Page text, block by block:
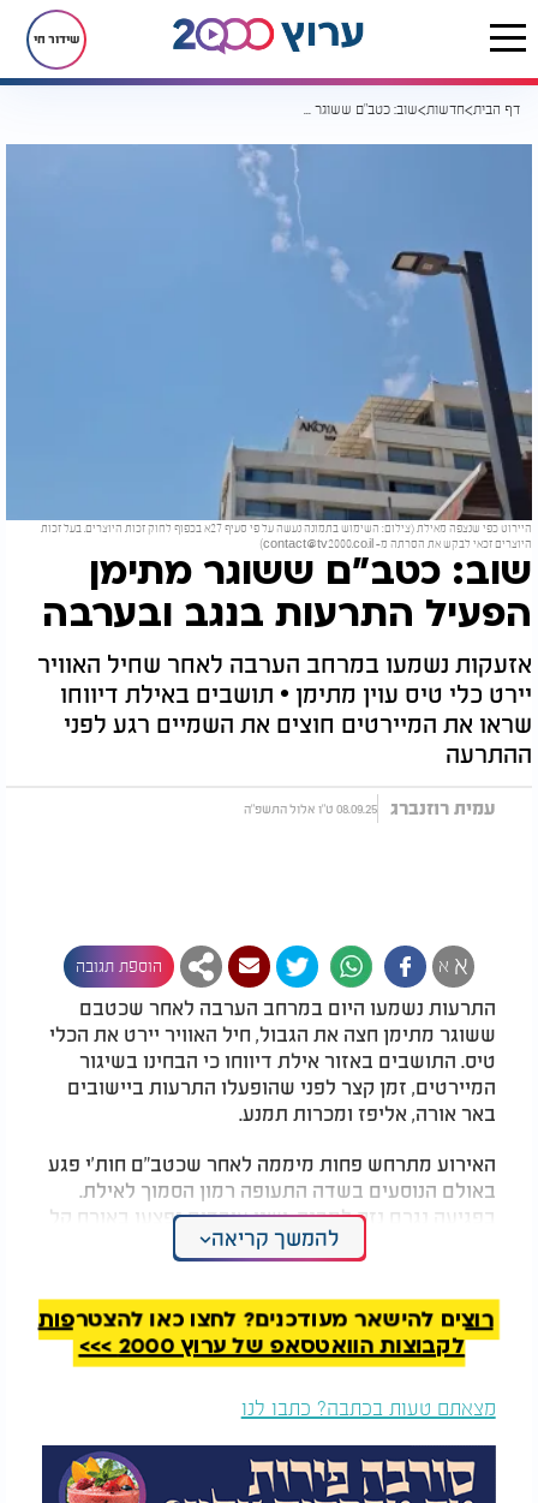
שידור חי
דף הבית חדשות שוב: כטב"ם ששוגר מתימן הפעיל התרעות בנגב ובערבה
היירוט כפי שנצפה מאילת (צילום: השימוש בתמונה נעשה על פי סעיף 27א בכפוף לחוק זכות היוצרים. בעל זכות
היוצרים זכאי לבקש את הסרתה מ-contact@tv2000.co.il
)
שוב: כטב"ם ששוגר מתימן
הפעיל התרעות בנגב ובערבה
אזעקות נשמעו במרחב הערבה לאחר שחיל האוויר
יירט כלי טיס עוין מתימן • תושבים באילת דיווחו
שראו את המיירטים חוצים את השמיים רגע לפני
ההתרעה
עמית רוזנברג 08.09.25 ט"ו אלול התשפ"ה
א א הוספת תגובה
התרעות נשמעו היום במרחב הערבה לאחר שכטבם
ששוגר מתימן חצה את הגבול, חיל האוויר יירט את הכלי
טיס. התושבים באזור אילת דיווחו כי הבחינו בשיגור
המיירטים, זמן קצר לפני שהופעלו התרעות ביישובים
באר אורה, אליפז ומכרות תמנע.
האירוע מתרחש פחות מיממה לאחר שכטב"ם חות'י פגע
באולם הנוסעים בשדה התעופה רמון הסמוך לאילת.
בפגיעה נגרם נזק למבנה, ושני עובדים נפצעו באורח קל
ההמולה. בנוסף, כמה אנשים לקו בחרדה.
להמשך קריאה
רוצים להישאר מעודכנים? לחצו כאן להצטרפות
לקבוצות הוואטסאפ של ערוץ 2000 >>>
מצאתם טעות בכתבה? כתבו לנו